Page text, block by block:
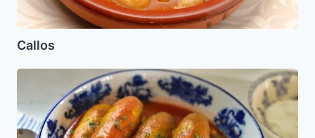
Callos
Tamarindo